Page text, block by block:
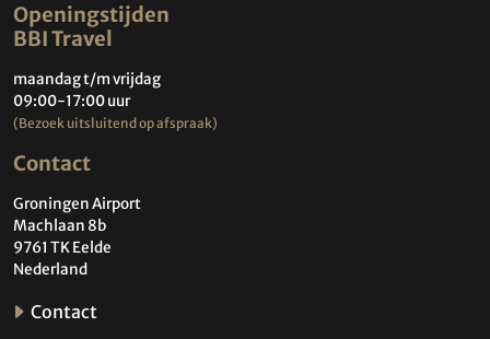
Openingstijden
BBI Travel
maandag t/m vrijdag
09:00-17:00 uur
(Bezoek uitsluitend op afspraak)
Contact
Groningen Airport
Machlaan 8b
9761 TK Eelde
Nederland
Contact